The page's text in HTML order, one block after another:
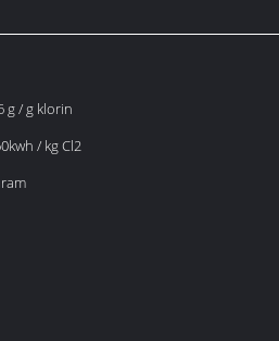
g / g klorin
/ kg Cl2